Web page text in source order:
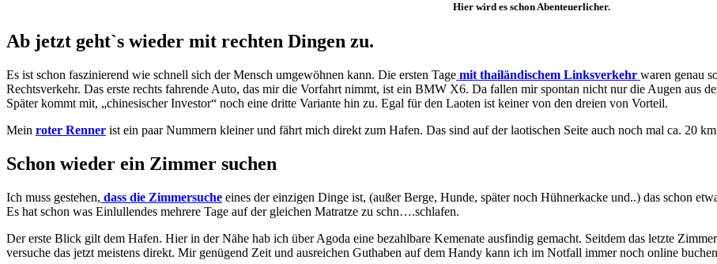
Hier wird es schon Abenteuerlicher.
Ab jetzt geht`s wieder mit rechten Dingen zu.
Es ist schon faszinierend wie schnell sich der Mensch umgewöhnen kann. Die ersten Tage mit thailändischem Linksverkehr waren genau
Rechtsverkehr. Das erste rechts fahrende Auto, das mir die Vorfahrt nimmt, ist ein BMW X6. Da fallen mir spontan nicht nur die Augen aus
Später kommt mit, „chinesischer Investor“ noch eine dritte Variante hin zu. Egal für den Laoten ist keiner von den dreien von Vorteil.
Mein roter Renner ist ein paar Nummern kleiner und fährt mich direkt zum Hafen. Das sind auf der laotischen Seite auch noch mal ca. 20
Schon wieder ein Zimmer suchen
Ich muss gestehen, dass die Zimmersuche eines der einzigen Dinge ist, (außer Berge, Hunde, später noch Hühnerkacke und..) das schon
Es hat schon was Einlullendes mehrere Tage auf der gleichen Matratze zu schn….schlafen.
Der erste Blick gilt dem Hafen. Hier in der Nähe hab ich über Agoda eine bezahlbare Kemenate ausfindig gemacht. Seitdem das letzte
versuche das jetzt meistens direkt. Mir genügend Zeit und ausreichen Guthaben auf dem Handy kann ich im Notfall immer noch online